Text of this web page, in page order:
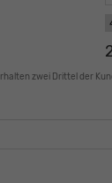
zwei Drittel der